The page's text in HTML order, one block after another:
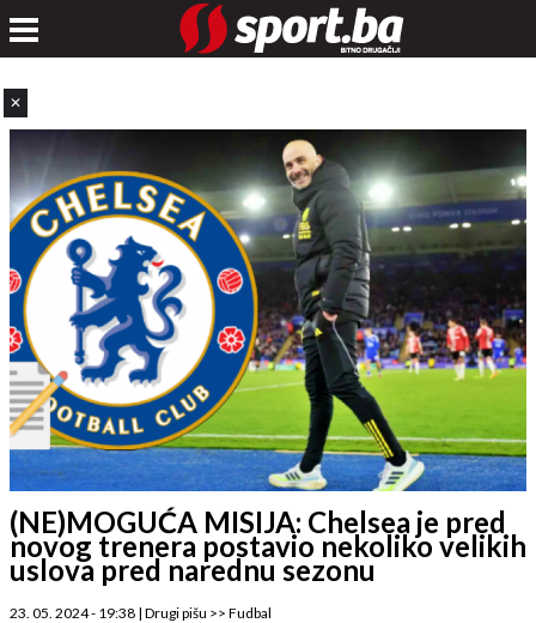
✕
(NE)MOGUĆA MISIJA: Chelsea je pred
novog trenera postavio nekoliko velikih
uslova pred narednu sezonu
23. 05. 2024 - 19:38 | Drugi pišu >> Fudbal